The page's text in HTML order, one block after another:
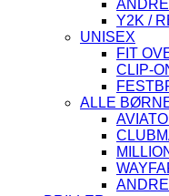
ANDRE
Y2K /
UNISEX
FIT
CLIP-
ALLE